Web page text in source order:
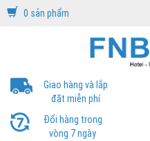
0 sản phẩm
Giao hàng và lắp
đặt miễn phí
Đổi hàng trong
vòng 7 ngày